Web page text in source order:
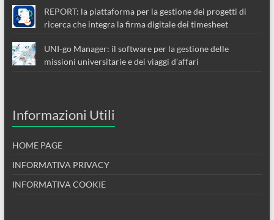
REPORT: la piattaforma per la gestione dei progetti di
ricerca che integra la firma digitale dei timesheet
UNI-go Manager: il software per la gestione delle
missioni universitarie e dei viaggi d’affari
Informazioni Utili
HOME PAGE
INFORMATIVA PRIVACY
INFORMATIVA COOKIE